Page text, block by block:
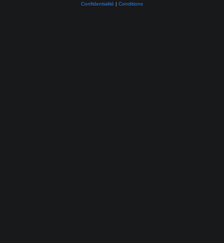
Confidentialité | Conditions